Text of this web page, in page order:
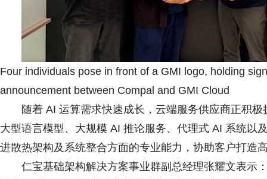
Four individuals pose in front of a GMI logo, holding
announcement between Compal and GMI Cloud
随着 AI 运算需求快速成长，云端服务供应商正积
大型语言模型、大规模 AI 推论服务、代理式 AI 系统以
进散热架构及系统整合方面的专业能力，协助客户打造
仁宝基础架构解决方案事业群副总经理张耀文表示